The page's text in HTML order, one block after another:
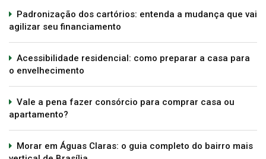
Padronização dos cartórios: entenda a mudança que vai
agilizar seu financiamento
Acessibilidade residencial: como preparar a casa para
o envelhecimento
Vale a pena fazer consórcio para comprar casa ou
apartamento?
Morar em Águas Claras: o guia completo do bairro mais